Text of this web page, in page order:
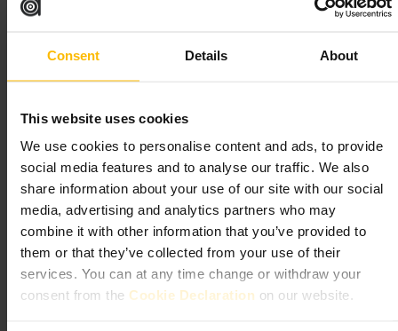
Consent Details About
This website uses cookies
We use cookies to personalise content and ads, to provide
social media features and to analyse our traffic. We also
share information about your use of our site with our social
media, advertising and analytics partners who may
combine it with other information that you’ve provided to
them or that they’ve collected from your use of their
services. You can at any time change or withdraw your
consent from the Cookie Declaration on our website.
Geeignet für
#EdinburghEssen #Leckereien
Was Sie erwartet
Frisch gebackene Teilchen und große Kuchenauswahl neben warmen
Toasties und Suppen. Es gibt glutenfreie und vegane Optionen.
Bedienung ist persönlich und aufmerksam. Sitzplätze sind begrenzt,
deshalb sieht man viele Gäste, die Ware mitnehmen.
Planen Sie Ihren Besuch